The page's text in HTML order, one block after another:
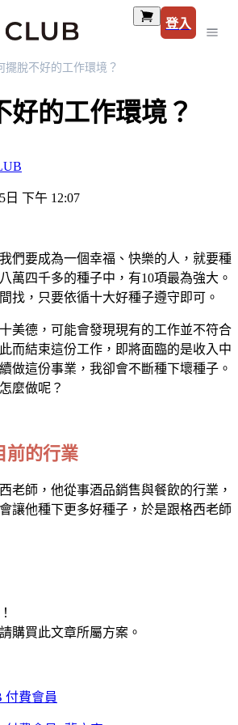
登入
擺脫不好的工作環境？
好的工作環境？
日 下午 12:07
們要成為一個幸福、快樂的人，就要種
萬四千多的種子中，有10項最為強大。
找，只要依循十大好種子遵守即可。
美德，可能會發現現有的工作並不符合
而結束這份工作，即將面臨的是收入中
做這份事業，我卻會不斷種下壞種子。
麼做呢？
前的行業
老師，他從事酒品銷售與餐飲的行業，
讓他種下更多好種子，於是跟格西老師
購買此文章所屬方案。
付費會員